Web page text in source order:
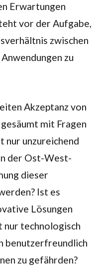
Erwartungen
vor der Aufgabe,
zwischen
zu
Akzeptanz von
mit Fragen
nur unzureichend
der Ost-West-
dieser
Ist es
Lösungen
nur technologisch
benutzerfreundlich
zu gefährden?